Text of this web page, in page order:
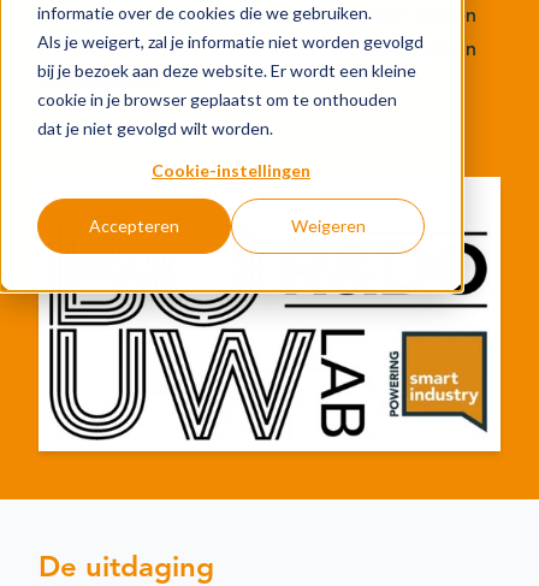
informatie over de cookies die we gebruiken.
Als je weigert, zal je informatie niet worden gevolgd
bij je bezoek aan deze website. Er wordt een kleine
cookie in je browser geplaatst om te onthouden
dat je niet gevolgd wilt worden.
Cookie-instellingen
Accepteren Weigeren
Financiering
Nieuws
In de regio
Over organisatie
Contact
Kalender
direct laagdrempelig toepasbaar te maken binnen
de bouw. Pionieren kun je nu eenmaal het beste in
teamverband.
De uitdaging